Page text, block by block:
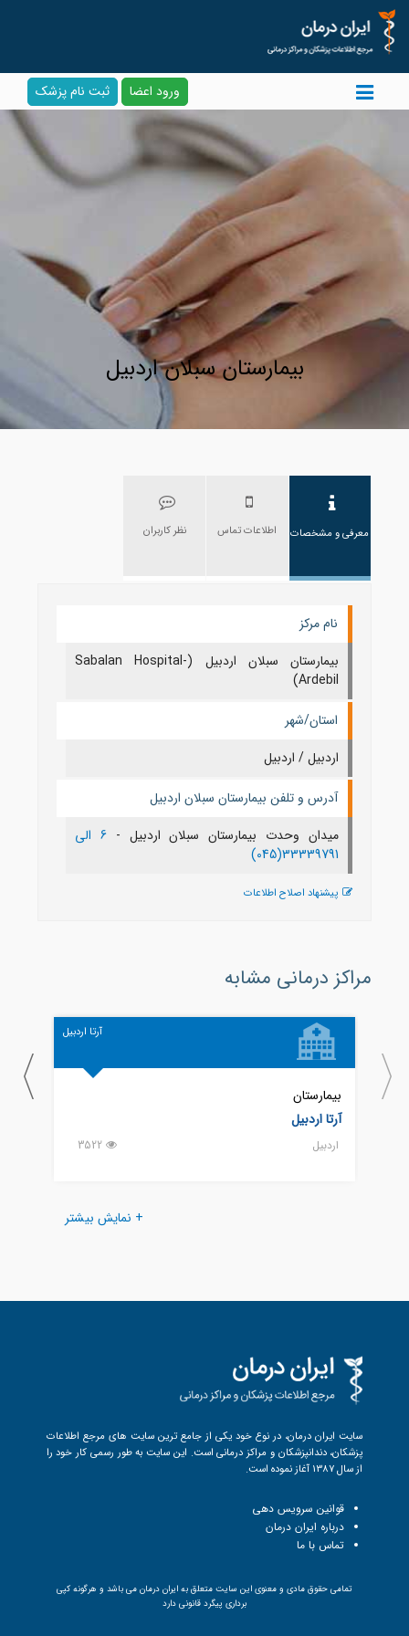
ورود اعضا ثبت نام پزشک
بیمارستان سبلان اردبیل
معرفی و مشخصات اطلاعات تماس نظر کاربران
نام مرکز
بیمارستان سبلان اردبیل (Sabalan Hospital-
Ardebil)
استان/شهر
اردبيل / اردبيل
آدرس و تلفن بیمارستان سبلان اردبیل
میدان وحدت بیمارستان سبلان اردبیل -
6 الی
33339791(045)
پیشنهاد اصلاح اطلاعات
مراکز درمانی مشابه
آرتا اردبیل
بیمارستان
آرتا اردبیل
اردبيل 3522
+ نمایش بیشتر
سایت ایران درمان، در نوع خود یکی از جامع ترین سایت های مرجع اطلاعات
پزشکان، دندانپزشکان و مراکز درمانی است. این سایت به طور رسمی کار خود را
از سال 1387 آغاز نموده است.
قوانین سرویس دهی
درباره ایران درمان
تماس با ما
تمامی حقوق مادی و معنوی این سایت متعلق به ایران درمان می باشد و هرگونه کپی
برداری پیگرد قانونی دارد